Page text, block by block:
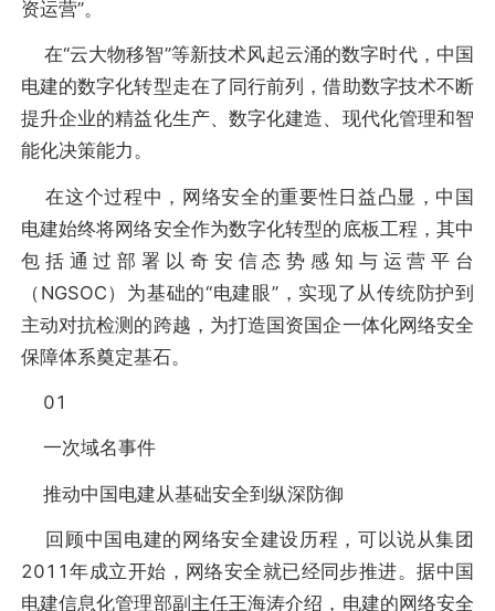
资运营”。
在“云大物移智”等新技术风起云涌的数字时代，中国
电建的数字化转型走在了同行前列，借助数字技术不断
提升企业的精益化生产、数字化建造、现代化管理和智
能化决策能力。
在这个过程中，网络安全的重要性日益凸显，中国
电建始终将网络安全作为数字化转型的底板工程，其中
包括通过部署以奇安信态势感知与运营平台
（NGSOC）为基础的“电建眼”，实现了从传统防护到
主动对抗检测的跨越，为打造国资国企一体化网络安全
保障体系奠定基石。
01
一次域名事件
推动中国电建从基础安全到纵深防御
回顾中国电建的网络安全建设历程，可以说从集团
2011年成立开始，网络安全就已经同步推进。据中国
电建信息化管理部副主任王海涛介绍，电建的网络安全